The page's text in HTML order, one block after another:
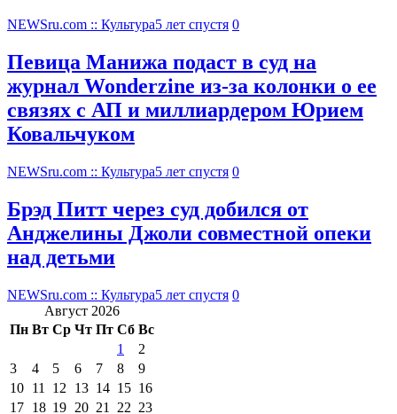
NEWSru.com :: Культура5 лет спустя 0
Певица Манижа подаст в суд на
журнал Wonderzine из-за колонки о ее
связях с АП и миллиардером Юрием
Ковальчуком
NEWSru.com :: Культура5 лет спустя 0
Брэд Питт через суд добился от
Анджелины Джоли совместной опеки
над детьми
NEWSru.com :: Культура5 лет спустя 0
Август 2026
Пн Вт Ср Чт Пт Сб Вс
1
2
3
4 5 6 7 8
9
10 11 12 13 14 15 16
17 18 19 20 21 22 23